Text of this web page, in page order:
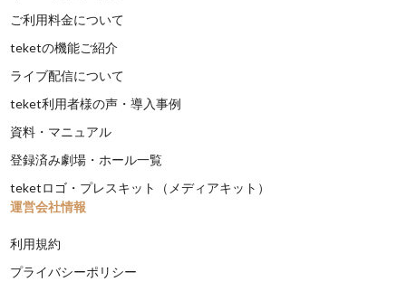
ご利用料金について
teketの機能ご紹介
ライブ配信について
teket利用者様の声・導入事例
資料・マニュアル
登録済み劇場・ホール一覧
teketロゴ・プレスキット（メディアキット）
運営会社情報
利用規約
プライバシーポリシー